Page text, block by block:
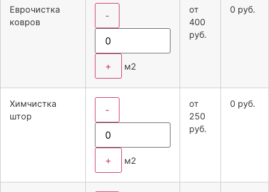
Еврочистка
ковров
-
+ м2
от
400
руб.
0 руб.
Химчистка
штор
-
+ м2
от
250
руб.
0 руб.